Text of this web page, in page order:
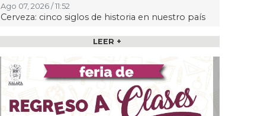
Ago 07, 2026 / 11:52
Cerveza: cinco siglos de historia en nuestro país
Ago 07, 2026 / 11:24
UMAE del IMSS Veracruz operó con éxito a
paciente con hernia diafragmática gigante
Ago 07, 2026 / 11:13
Alcaldesa suplente de Ixhuatlán del Sureste dice
no tener contacto con edil desaforado
LEER +